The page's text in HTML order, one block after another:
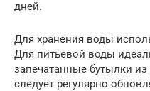
дней.
Для хранения воды
Для питьевой воды
запечатанные бутылки
следует регулярно